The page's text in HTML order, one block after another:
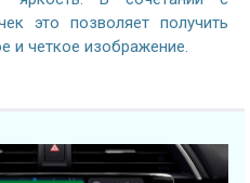
это позволяет получить
и четкое изображение.